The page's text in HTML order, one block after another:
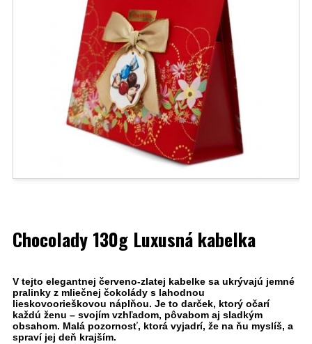
Chocolady 130g Luxusná kabelka
V tejto elegantnej červeno-zlatej kabelke sa ukrývajú jemné
pralinky z mliečnej čokolády s lahodnou
lieskovoorieškovou náplňou. Je to darček, ktorý očarí
každú ženu – svojím vzhľadom, pôvabom aj sladkým
obsahom. Malá pozornosť, ktorá vyjadrí, že na ňu myslíš, a
spraví jej deň krajším.